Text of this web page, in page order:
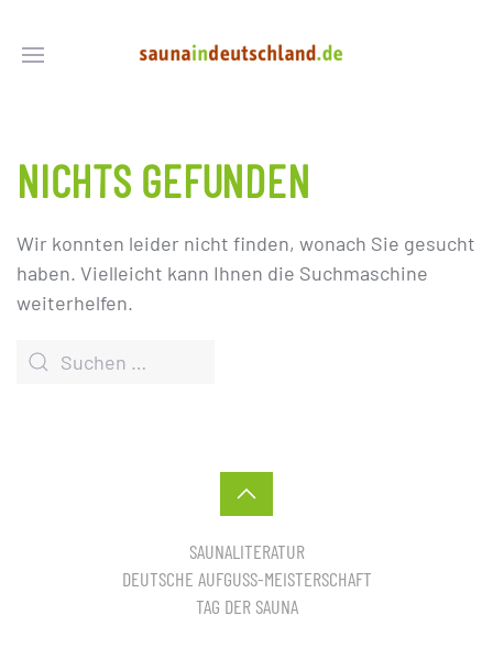
NICHTS GEFUNDEN
Wir konnten leider nicht finden, wonach Sie gesucht
haben. Vielleicht kann Ihnen die Suchmaschine
weiterhelfen.
SAUNALITERATUR
DEUTSCHE AUFGUSS-MEISTERSCHAFT
TAG DER SAUNA